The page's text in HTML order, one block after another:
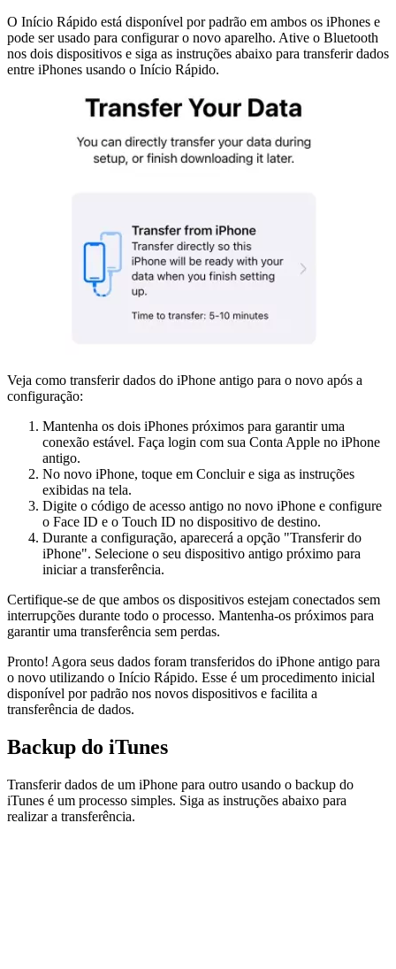
O Início Rápido está disponível por padrão em ambos os iPhones e
pode ser usado para configurar o novo aparelho. Ative o Bluetooth
nos dois dispositivos e siga as instruções abaixo para transferir dados
entre iPhones usando o Início Rápido.
Veja como transferir dados do iPhone antigo para o novo após a
configuração:
Mantenha os dois iPhones próximos para garantir uma
conexão estável. Faça login com sua Conta Apple no iPhone
antigo.
No novo iPhone, toque em Concluir e siga as instruções
exibidas na tela.
Digite o código de acesso antigo no novo iPhone e configure
o Face ID e o Touch ID no dispositivo de destino.
Durante a configuração, aparecerá a opção "Transferir do
iPhone". Selecione o seu dispositivo antigo próximo para
iniciar a transferência.
Certifique-se de que ambos os dispositivos estejam conectados sem
interrupções durante todo o processo. Mantenha-os próximos para
garantir uma transferência sem perdas.
Pronto! Agora seus dados foram transferidos do iPhone antigo para
o novo utilizando o Início Rápido. Esse é um procedimento inicial
disponível por padrão nos novos dispositivos e facilita a
transferência de dados.
Backup do iTunes
Transferir dados de um iPhone para outro usando o backup do
iTunes é um processo simples. Siga as instruções abaixo para
realizar a transferência.